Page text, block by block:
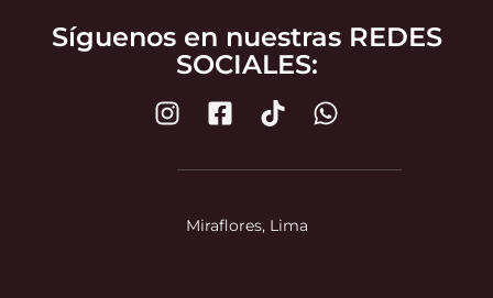
Síguenos en nuestras REDES
SOCIALES:
Miraflores, Lima